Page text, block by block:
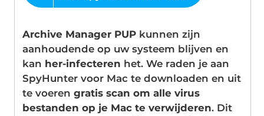
Archive Manager PUPkunnen zijn
aanhoudende op uw systeem blijven en
kan her-infecteren het. We raden je aan
SpyHunter voor Mac te downloaden en uit
te voeren gratis scan om alle virus
bestanden op je Mac te verwijderen. Dit